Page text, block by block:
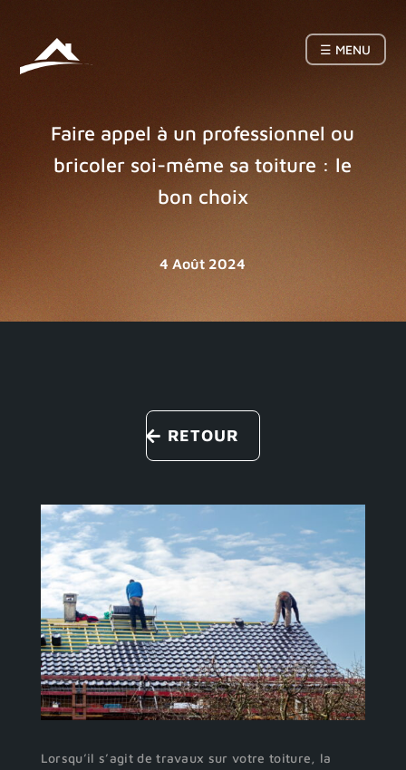
☰ MENU
Faire appel à un professionnel ou
bricoler soi-même sa toiture : le
bon choix
4 Août 2024
RETOUR
Lorsqu’il s’agit de travaux sur votre toiture, la